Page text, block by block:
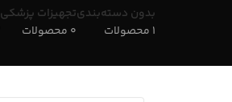
بدون دسته‌بندی
1 محصولات
تجهیزات پزشکی
0 محصولات